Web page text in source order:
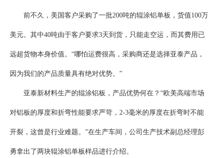
前不久，美国客户采购了一批200吨的辊涂铝单板，货值100万
美元。其中40吨由于客户要求3天到货，只能走空运，而其费用已
远超货物本身价值。“哪怕运费很高，采购商还是选择亚泰产品，
因为我们的产品质量具有绝对优势。”
亚泰新材料生产的辊涂铝板，产品优势何在？“欧美高端市场
对铝板的厚度和折弯性能要求严苛，2-3毫米的厚度在折弯时不能
开裂，这曾是行业难题。”在生产车间，公司生产技术副总经理彭
勇拿出了两块辊涂铝单板样品进行介绍。